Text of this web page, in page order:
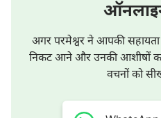
अगर परमेश्वर ने आपकी
निकट आने और उनकी आशीषों
वचनों को